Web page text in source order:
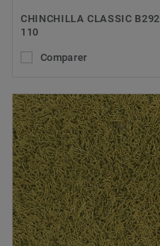
CHINCHILLA CLASSIC B292
110
Comparer